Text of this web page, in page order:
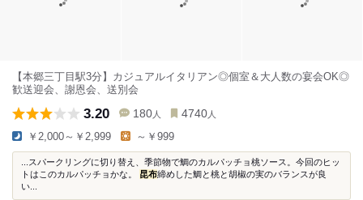
【本郷三丁目駅3分】カジュアルイタリアン◎個室＆大人数の宴会OK◎
歓送迎会、謝恩会、送別会
3.20 180 人 4740 人
￥2,000～￥2,999 ～￥999
...スパークリングに切り替え、季節物で鯛のカルパッチョ桃ソース。今回のヒッ
トはこのカルパッチョかな。 昆布締めした鯛と桃と胡椒の実のバランスが良
い...